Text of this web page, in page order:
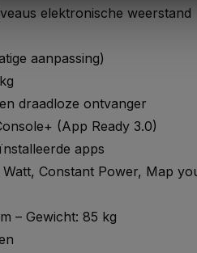
elektronische weerstand
aanpassing)
draadloze ontvanger
(App Ready 3.0)
apps
Watt, Constant Power, Map
– Gewicht: 85 kg